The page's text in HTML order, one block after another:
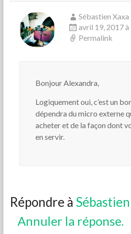
Sébastien Xaxa
avril 19, 2017 à
Permalink
Bonjour Alexandra,
Logiquement oui, c’est un
dépendra du micro externe
acheter et de la façon dont
en servir.
Répondre à
Annuler la réponse.